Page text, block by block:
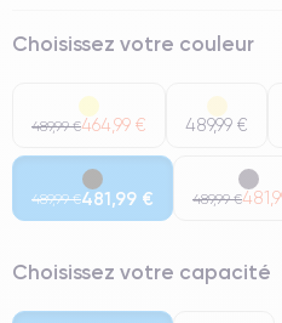
Choisissez votre couleur
489,99 €464,99 € 489,99 €
489,99 €481,99 € 489,99 €
Choisissez votre capacité